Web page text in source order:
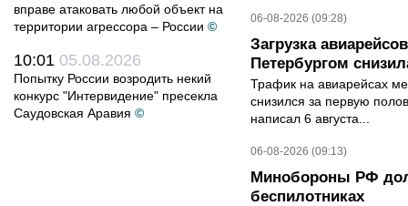
вправе атаковать любой объект на
территории агрессора – России ©
10:01 05.08.2026
Попытку России возродить некий
конкурс "Интервидение" пресекла
Саудовская Аравия ©
06-08-2026 (09:28)
Загрузка
Петербургом
Трафик на авиарейсах
снизился за первую
написал 6 августа...
06-08-2026 (09:13)
Минобороны РФ
беспилотниках